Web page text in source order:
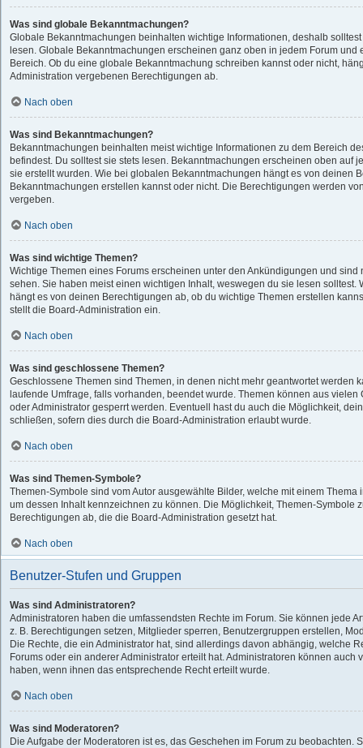
Was sind globale Bekanntmachungen?
Globale Bekanntmachungen beinhalten wichtige Informationen, deshalb
lesen. Globale Bekanntmachungen erscheinen ganz oben in jedem Forum
Bereich. Ob du eine globale Bekanntmachung schreiben kannst oder nicht,
Administration vergebenen Berechtigungen ab.
Nach oben
Was sind Bekanntmachungen?
Bekanntmachungen beinhalten meist wichtige Informationen zu dem Bereich
befindest. Du solltest sie stets lesen. Bekanntmachungen erscheinen oben auf
sie erstellt wurden. Wie bei globalen Bekanntmachungen hängt es von deinen
Bekanntmachungen erstellen kannst oder nicht. Die Berechtigungen werden
vergeben.
Nach oben
Was sind wichtige Themen?
Wichtige Themen eines Forums erscheinen unter den Ankündigungen und sind
sehen. Sie haben meist einen wichtigen Inhalt, weswegen du sie lesen solltest.
hängt es von deinen Berechtigungen ab, ob du wichtige Themen erstellen
stellt die Board-Administration ein.
Nach oben
Was sind geschlossene Themen?
Geschlossene Themen sind Themen, in denen nicht mehr geantwortet werden
laufende Umfrage, falls vorhanden, beendet wurde. Themen können aus
oder Administrator gesperrt werden. Eventuell hast du auch die Möglichkeit,
schließen, sofern dies durch die Board-Administration erlaubt wurde.
Nach oben
Was sind Themen-Symbole?
Themen-Symbole sind vom Autor ausgewählte Bilder, welche mit einem Thema
um dessen Inhalt kennzeichnen zu können. Die Möglichkeit, Themen-Symbole
Berechtigungen ab, die die Board-Administration gesetzt hat.
Nach oben
Benutzer-Stufen und Gruppen
Was sind Administratoren?
Administratoren haben die umfassendsten Rechte im Forum. Sie können jede
z. B. Berechtigungen setzen, Mitglieder sperren, Benutzergruppen erstellen,
Die Rechte, die ein Administrator hat, sind allerdings davon abhängig, welche
Forums oder ein anderer Administrator erteilt hat. Administratoren können
haben, wenn ihnen das entsprechende Recht erteilt wurde.
Nach oben
Was sind Moderatoren?
Die Aufgabe der Moderatoren ist es, das Geschehen im Forum zu beobachten.